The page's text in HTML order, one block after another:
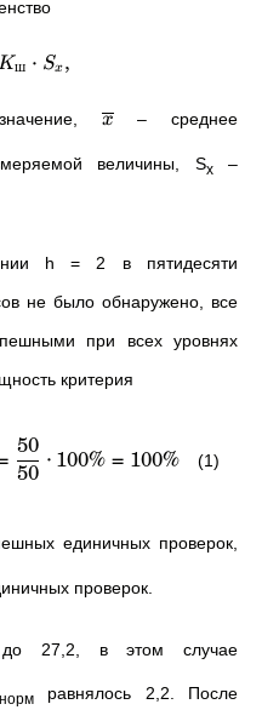
ш ⋅ Sx,
x– среднее
величины, Sx–
h = 2 в пятидесяти
не было обнаружено, все
при всех уровнях
критерия
50
50 ⋅ 100% = 100% (1)
единичных проверок,
проверок.
до 27,2, в этом случае
нормравнялось 2,2. После